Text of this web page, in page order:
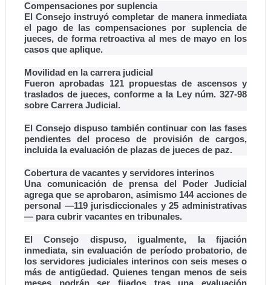
Compensaciones por suplencia
El Consejo instruyó completar de manera inmediata
el pago de las compensaciones por suplencia de
jueces, de forma retroactiva al mes de mayo en los
casos que aplique.
Movilidad en la carrera judicial
Fueron aprobadas 121 propuestas de ascensos y
traslados de jueces, conforme a la Ley núm. 327-98
sobre Carrera Judicial.
El Consejo dispuso también continuar con las fases
pendientes del proceso de provisión de cargos,
incluida la evaluación de plazas de jueces de paz.
Cobertura de vacantes y servidores interinos
Una comunicación de prensa del Poder Judicial
agrega que se aprobaron, asimismo 144 acciones de
personal —119 jurisdiccionales y 25 administrativas
— para cubrir vacantes en tribunales.
El Consejo dispuso, igualmente, la fijación
inmediata, sin evaluación de período probatorio, de
los servidores judiciales interinos con seis meses o
más de antigüedad. Quienes tengan menos de seis